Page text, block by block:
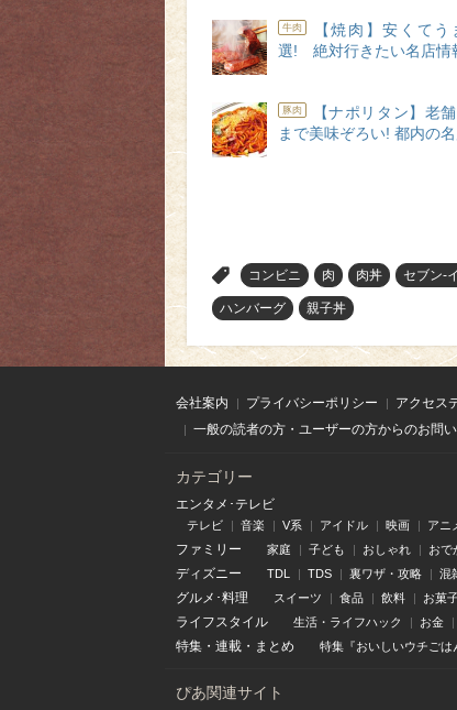
牛肉
【焼肉】安くて
選! 絶対行きたい名店情
豚肉
【ナポリタン】老
まで美味ぞろい! 都内の
コンビニ 肉 肉丼 セブン-
ハンバーグ 親子丼
会社案内 プライバシーポリシー アクセス
一般の読者の方・ユーザーの方からのお問
カテゴリー
エンタメ･テレビ
テレビ 音楽 V系 アイドル 映画 アニ
ファミリー 家庭 子ども おしゃれ おで
ディズニー TDL TDS 裏ワザ・攻略 混
グルメ･料理 スイーツ 食品 飲料 お菓
ライフスタイル 生活・ライフハック お金
特集 ・ 連載 ・ まとめ 特集『おいしいウチごは
ぴあ関連サイト